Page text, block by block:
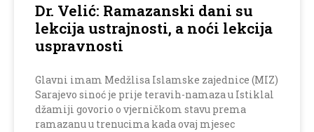
Dr. Velić: Ramazanski dani su
lekcija ustrajnosti, a noći lekcija
uspravnosti
Glavni imam Medžlisa Islamske zajednice (MIZ)
Sarajevo sinoć je prije teravih-namaza u Istiklal
džamiji govorio o vjerničkom stavu prema
ramazanu u trenucima kada ovaj mjesec